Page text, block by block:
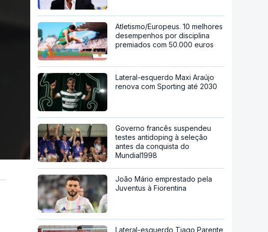
Atletismo/Europeus. 10 melhores
desempenhos por disciplina
premiados com 50.000 euros
Lateral-esquerdo Maxi Araújo
renova com Sporting até 2030
Governo francês suspendeu
testes antidoping à seleção
antes da conquista do
Mundial1998
João Mário emprestado pela
Juventus à Fiorentina
Lateral-esquerdo Tiago Parente